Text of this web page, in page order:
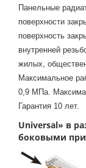
Панельные
поверхности
поверхность
внутренней
жилых,
Максимальное
0,9 МПа.
Гарантия 10 лет.
Universal» в
боковыми